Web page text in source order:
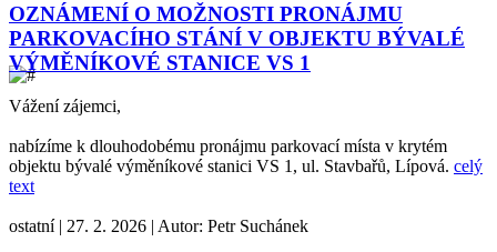
OZNÁMENÍ O MOŽNOSTI PRONÁJMU
PARKOVACÍHO STÁNÍ V OBJEKTU BÝVALÉ
VÝMĚNÍKOVÉ STANICE VS 1
Vážení zájemci,
nabízíme k dlouhodobému pronájmu parkovací místa v krytém
objektu bývalé výměníkové stanici VS 1, ul. Stavbařů, Lípová. celý
text
ostatní | 27. 2. 2026 | Autor: Petr Suchánek